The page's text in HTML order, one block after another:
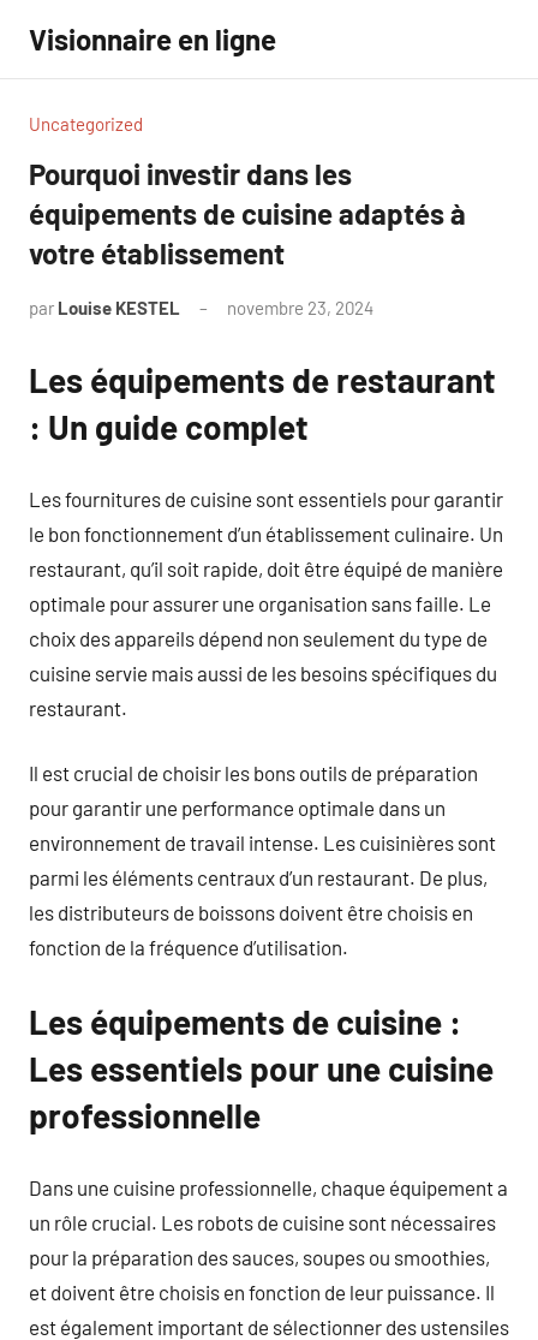
contenu
Visionnaire en ligne
Uncategorized
Pourquoi investir dans les
équipements de cuisine adaptés à
votre établissement
par Louise KESTEL novembre 23, 2024
Les équipements de restaurant
: Un guide complet
Les fournitures de cuisine sont essentiels pour garantir
le bon fonctionnement d’un établissement culinaire. Un
restaurant, qu’il soit rapide, doit être équipé de manière
optimale pour assurer une organisation sans faille. Le
choix des appareils dépend non seulement du type de
cuisine servie mais aussi de les besoins spécifiques du
restaurant.
Il est crucial de choisir les bons outils de préparation
pour garantir une performance optimale dans un
environnement de travail intense. Les cuisinières sont
parmi les éléments centraux d’un restaurant. De plus,
les distributeurs de boissons doivent être choisis en
fonction de la fréquence d’utilisation.
Les équipements de cuisine :
Les essentiels pour une cuisine
professionnelle
Dans une cuisine professionnelle, chaque équipement a
un rôle crucial. Les robots de cuisine sont nécessaires
pour la préparation des sauces, soupes ou smoothies,
et doivent être choisis en fonction de leur puissance. Il
est également important de sélectionner des ustensiles